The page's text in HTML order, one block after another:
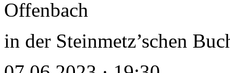
in der Steinmetz’schen